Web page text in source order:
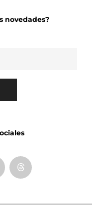
novedades?